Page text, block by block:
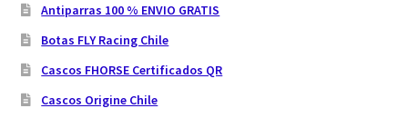
Antiparras 100 % ENVIO GRATIS
Botas FLY Racing Chile
Cascos FHORSE Certificados QR
Cascos Origine Chile